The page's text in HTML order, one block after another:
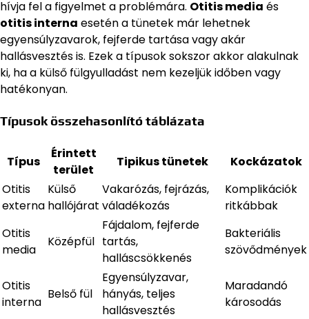
hívja fel a figyelmet a problémára. Otitis media és
otitis interna esetén a tünetek már lehetnek
egyensúlyzavarok, fejferde tartása vagy akár
hallásvesztés is. Ezek a típusok sokszor akkor alakulnak
ki, ha a külső fülgyulladást nem kezeljük időben vagy
hatékonyan.
Típusok összehasonlító táblázata
Típus
Érintett
terület
Tipikus tünetek
Kockázatok
Otitis
externa
Külső
hallójárat
Vakarózás, fejrázás,
váladékozás
Komplikációk
ritkábbak
Otitis
media
Középfül
Fájdalom, fejferde
tartás,
halláscsökkenés
Bakteriális
szövődmények
Otitis
interna
Belső fül
Egyensúlyzavar,
hányás, teljes
hallásvesztés
Maradandó
károsodás